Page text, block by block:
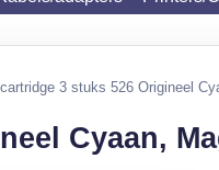
3 stuks 526 Origineel
Cyaan,